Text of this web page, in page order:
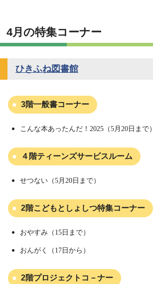
4月の特集コーナー
ひきふね図書館
3階一般書コーナー
こんな本あったんだ！2025（5月20日まで）
４階ティーンズサービスルーム
せつない （5月20日まで）
2階こどもとしょしつ特集コーナー
おやすみ（15日まで）
おんがく（17日から）
2階プロジェクトコ－ナー